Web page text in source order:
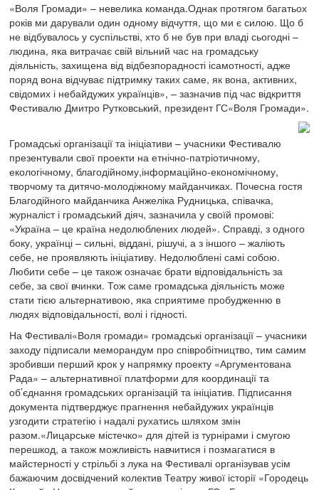
«Воля Громади» – невелика команда.Однак протягом багатьох
років ми дарували один одному відчуття, що ми є силою. Що б
не відбувалось у суспільстві, хто б не був при владі сьогодні –
людина, яка витрачає свій вільний час на громадську
діяльність, захищена від відбезпорадності ісамотності, адже
поряд вона відчуває підтримку таких саме, як вона, активних,
свідомих і небайдужих українців», – зазначив під час відкриття
Фестивалю Дмитро Рутковський, президент ГС«Воля Громади».
Громадські організації та ініціативи – учасники Фестивалю
презентували свої проекти на етнічно-патріотичному,
екологічному, благодійному,інформаційно-економічному,
творчому та дитячо-молодіжному майданчиках. Почесна гостя
Благодійного майданчика Анжеліка Рудницька, співачка,
журналіст і громадський діяч, зазначила у своїй промові:
«Україна – це країна недолюблених людей». Справді, з одного
боку, українці – сильні, віддані, рішучі, а з іншого – жаліють
себе, не проявляють ініціативу. Недолюблені самі собою.
Любити себе – це також означає брати відповідальність за
себе, за свої вчинки. Тож саме громадська діяльність може
стати тією альтернативою, яка сприятиме пробудженню в
людях відповідальності, волі і гідності.
На Фестивалі«Воля громади» громадські організації – учасники
заходу підписали меморандум про співробітництво, тим самим
зробивши перший крок у напрямку проекту «Аргументована
Рада» – альтернативної платформи для координації та
об’єднання громадських організацій та ініціатив. Підписання
документа підтверджує прагнення небайдужих українців
узгодити стратегію і надалі рухатись шляхом змін
разом.«Лицарське містечко» для дітей із турнірами і смугою
перешкод, а також можливість навчитися і позмагатися в
майстерності у стрільбі з лука на Фестивалі організував усім
бажаючим досвідчений колектив Театру живої історії «Городець